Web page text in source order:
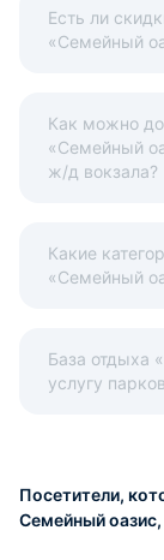
Есть ли
«Семейный
Как можно
«Семейный
ж/д вокзала?
Какие
«Семейный
База отдыха
услугу
Посетители,
Семейный